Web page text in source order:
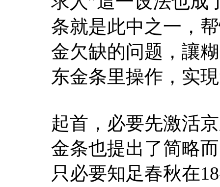
条就是此中之一，
金欠缺的问题，讓
东金条里操作，实
起首，必要先激活
金条也提出了简略
只必要知足春秋在